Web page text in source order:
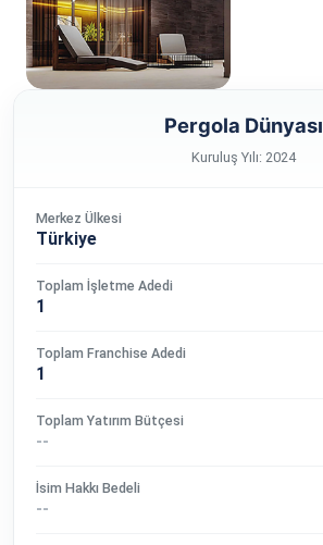
Pergola Dünyası
Kuruluş Yılı: 2024
Merkez Ülkesi
Türkiye
Toplam İşletme Adedi
1
Toplam Franchise Adedi
1
Toplam Yatırım Bütçesi
--
İsim Hakkı Bedeli
--